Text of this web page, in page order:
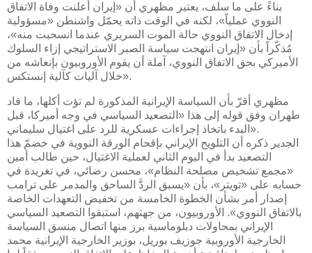
بناءً على ما سلف، يعتبر مظهري أن «إيران أعلنت وفاة الاتفاق
النووي عملياً»، لكنه في الوقت ذاته يحمّل واشنطن «مسؤولية
إدخال الاتفاق النووي حالة الموت السريري عندما انسحبت منه»،
مُذكّراً بأن «إيران انتهجت سياسة الصبر الاستراتيجي إزاء السلوك
الأميركي بحق الاتفاق النووي، آملة أن يقوم الأوروبيون بإنعاشه من
خلال آليات كآلية إنستكس».
مظهري أقرّ بأن السياسة الإيرانية المذكورة لم تؤت أكلها، ما قاد
طهران وفق قوله إلى هذا «التصعيد السياسي في وجه أميركا، قبل
البدء باتخاذ إجراءات عسكرية للرد على اغتيال سليماني».
الجدير ذكره أن التلويح الإيراني بإقحام الورقة النووية في خضمّ هذا
التصعيد بدأ في اليوم الثاني لعملية الاغتيال، حين طالب أمين
«مجمع تشخيص مصلحة النظام»، محسن رضائي، في تغريدة في
حسابه على «تويتر»، بأن «يسبق الردَّ الساحق والمدمر على ترامب
إصدار أمر بشأن الخطوة الخامسة من تخفيض التعهدات الخاصة
بالاتفاق النووي». الأوروبيون، من جهتهم، استبقوا التصعيد السياسي
الإيراني بمحاولات دبلوماسية برز منها اتصال منسق السياسة
الخارجية الأوروبية جوزيف بوريل، بوزير الخارجية الإيرانية محمد